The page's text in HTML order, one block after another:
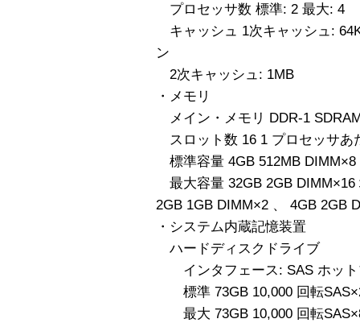
プロセッサ数 標準: 2 最大: 4
キャッシュ 1次キャッシュ:
ン
2次キャッシュ: 1MB
・メモリ
メイン・メモリ DDR-1
スロット数 16 1 プロセッサあ
標準容量 4GB 512MB DIMM×8
最大容量 32GB 2GB DIMM×16
2GB 1GB DIMM×2 、 4GB 2GB
・システム内蔵記憶装置
ハードディスクドライブ
インタフェース: SAS ホット
標準 73GB 10,000 回転
最大 73GB 10,000 回転